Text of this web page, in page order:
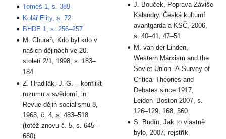
Tomeš 1, s. 389
Kolář Elity, s. 72
BHDE 1, s. 256–257
M. Churaň, Kdo byl kdo v
našich dějinách ve 20.
století 2/1, 1998, s. 183–
184
Z. Hradilák, J. G. – konflikt
rozumu a svědomí, in:
Revue dějin socialismu 8,
1968, č. 4, s. 483–518
(totéž znovu č. 5, s. 645–
680)
J. Bouček, Poprava Záviše
Kalandry. Česká kulturní
avantgarda a KSČ, 2006,
s. 40–41, 47–51
M. van der Linden,
Western Marxism and the
Soviet Union. A Survey of
Critical Theories and
Debates since 1917,
Leiden–Boston 2007, s.
126–129, 168, 360
S. Budín, Jak to vlastně
bylo, 2007, rejstřík